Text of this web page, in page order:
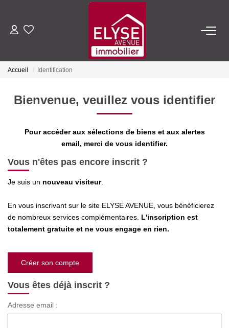
ACHETER
ESTIMER
FAIRE GÉRER
Nous Rejoindre
Nos Actualités
Accueil Identification
Bienvenue, veuillez vous identifier
Pour accéder aux sélections de biens et aux alertes
email, merci de vous identifier.
Vous n'êtes pas encore inscrit ?
Je suis un nouveau visiteur.
En vous inscrivant sur le site ELYSE AVENUE, vous bénéficierez
de nombreux services complémentaires. L'inscription est
totalement gratuite et ne vous engage en rien.
Créer son compte
Vous êtes déjà inscrit ?
Adresse email :